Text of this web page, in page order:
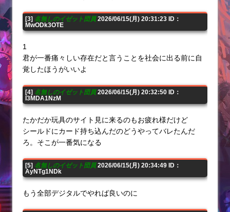
[3] 名無しのイゼット団員2026/06/15(月) 20:31:23 ID：
MwODk3OTE
1
君が一番痛々しい存在だと言うことを社会に出る前に自
覚したほうがいいよ
[4] 名無しのイゼット団員2026/06/15(月) 20:32:50 ID：
I3MDA1NzM
たかだか玩具のサイト見に来るのもお疲れ様だけど
シールドにカード持ち込んだのどうやってバレたんだ
ろ。そこが一番気になる
[5] 名無しのイゼット団員2026/06/15(月) 20:34:49 ID：
AyNTg1NDk
もう全部デジタルでやれば良いのに